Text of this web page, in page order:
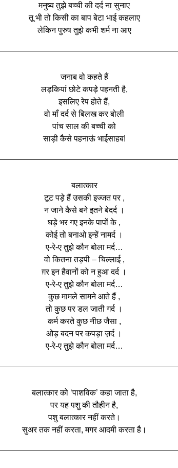
मनुष्य तुझे बच्ची की दर्द ना सुनाए
तू भी तो किसी का बाप बेटा भाई कहलाए
लेकिन पुरुष तुझे कभी शर्म ना आए
जनाब वो कहते हैं
लड़कियां छोटे कपड़े पहनती है,
इसलिए रेप होते हैं,
वो मॉं दर्द से बिलख कर बोली
पांच साल की बच्‍ची को
साड़ी कैसे पहनाऊं भाईसाहब!
बलात्कार
टूट पड़े हैं उसकी इज्जत पर ,
न जाने कैसे बने इतने बेदर्द ।
घड़े भर गए इनके पापों के ,
कोई तो बनाओ इन्हें नामर्द ।
ए-रे-ए तुझे कौन बोला मर्द…
वो कितना तड़पी – चिल्लाई ,
ग़र इन हैवानों को न हुआ दर्द ।
ए-रे-ए तुझे कौन बोला मर्द…
कुछ मामले सामने आते हैं ,
तो कुछ पर डल जाती गर्द ।
कर्म करते कुछ नीछ जैसा ,
ओड़ बदन पर कपड़ा ज़र्द ।
ए-रे-ए तुझे कौन बोला मर्द…
बलात्कार को ‘पाशविक’ कहा जाता है,
पर यह पशु की तौहीन है,
पशु बलात्कार नहीं करते।
सुअर तक नहीं करता, मगर आदमी करता है।